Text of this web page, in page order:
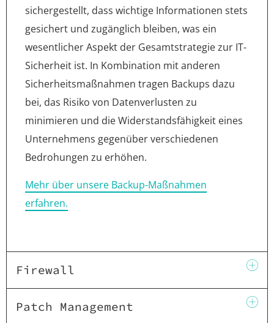
sichergestellt, dass wichtige Informationen stets
gesichert und zugänglich bleiben, was ein
wesentlicher Aspekt der Gesamtstrategie zur IT-
Sicherheit ist. In Kombination mit anderen
Sicherheitsmaßnahmen tragen Backups dazu
bei, das Risiko von Datenverlusten zu
minimieren und die Widerstandsfähigkeit eines
Unternehmens gegenüber verschiedenen
Bedrohungen zu erhöhen.
Mehr über unsere Backup-Maßnahmen
erfahren.
Firewall
Patch Management